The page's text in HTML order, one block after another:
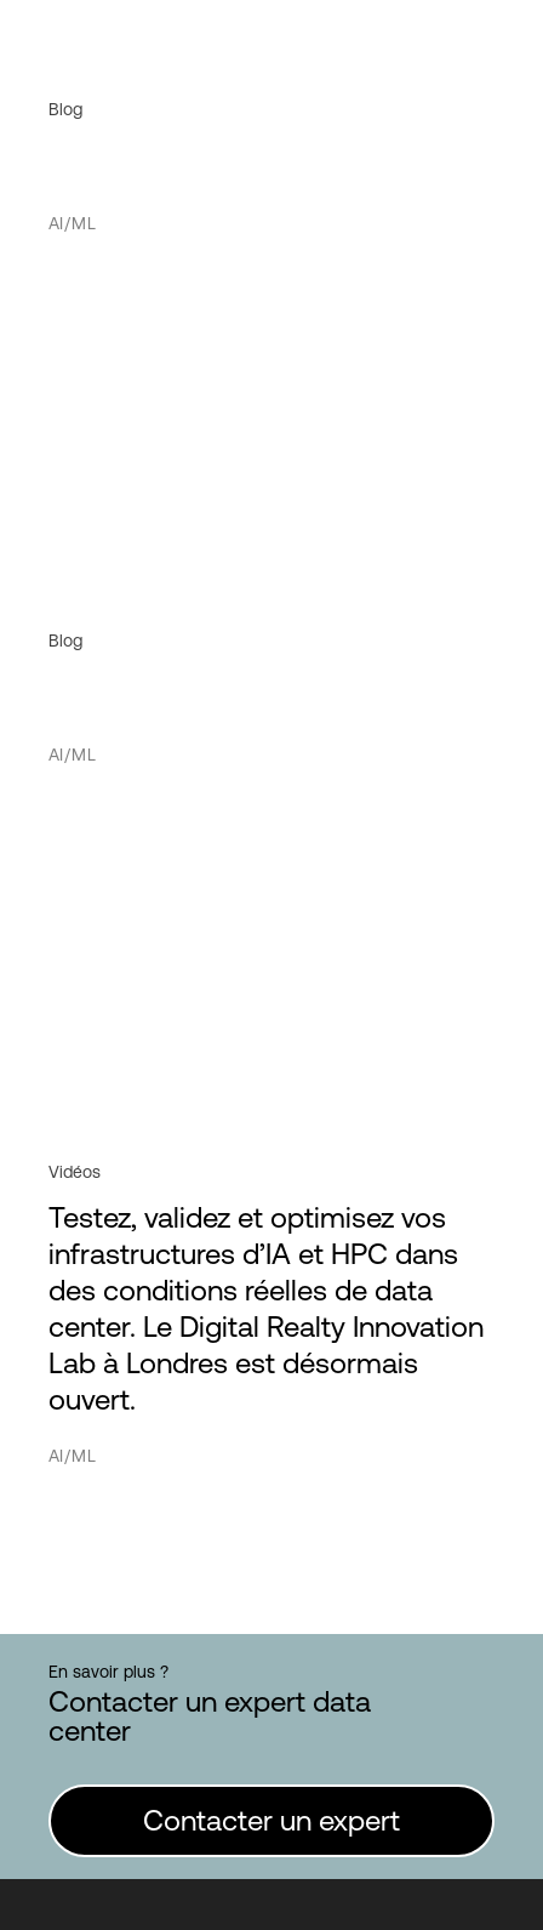
Blog
AI/ML
Blog
AI/ML
Vidéos
Testez, validez et optimisez vos
infrastructures d’IA et HPC dans
des conditions réelles de data
center. Le Digital Realty Innovation
Lab à Londres est désormais
ouvert.
AI/ML
En savoir plus ?
Contacter un expert data
center
Contacter un expert